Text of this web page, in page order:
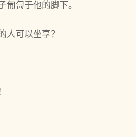
匍匐于他的脚下。
人可以坐享？